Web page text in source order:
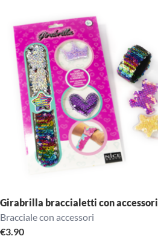
Girabrilla braccialetti con accessori
Bracciale con accessori
€3.90